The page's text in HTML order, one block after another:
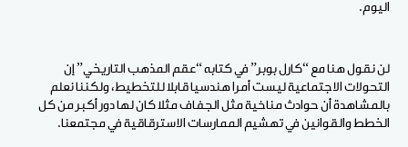
اليوم.
لن نقول هنا مع “كارل بوبر” في كتابه “عقم المذهب التاريخي” إن
التحولات الاجتماعية ليست أمرا هندسيا قابلا للتخطيط، ولكننا نعلم
بالمشاهدة أن حوادث مناخية مثل الجفاف مثلا كان لها دور أكبر من كل
الخطط والقوانين في تهشيم الممارسات الاسترقاقية في مجتمعنا.